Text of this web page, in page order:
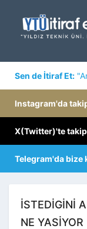
Sen de İtiraf Et:
Instagram'da
X(Twitter)'te
Telegram'da bize
ISTEDIGINI
NE YASIYOR